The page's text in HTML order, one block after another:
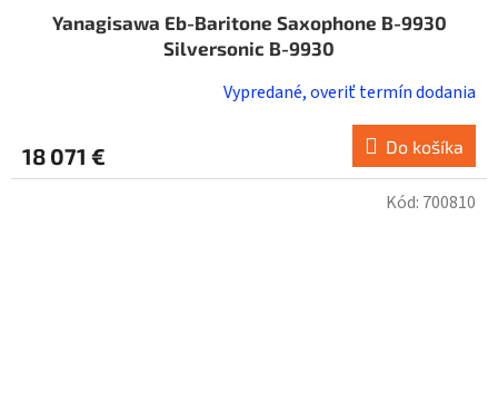
Yanagisawa Eb-Baritone Saxophone B-9930
Silversonic B-9930
Vypredané, overiť termín dodania
18 071 € Do košíka
Kód: 700810